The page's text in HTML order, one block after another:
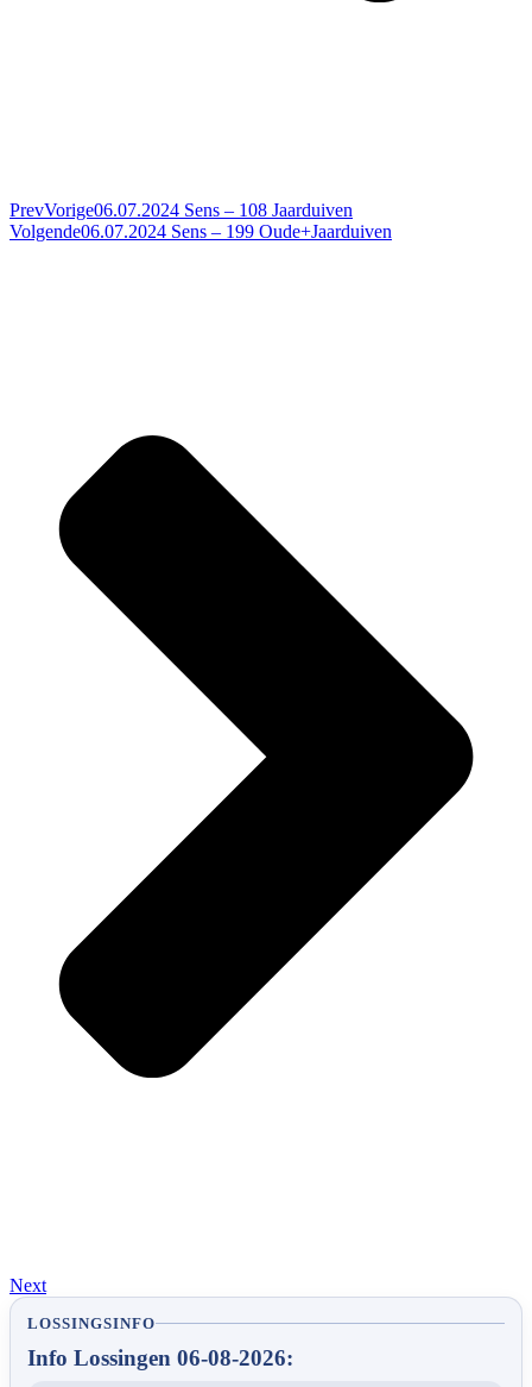
PrevVorige06.07.2024 Sens – 108 Jaarduiven
Volgende06.07.2024 Sens – 199 Oude+Jaarduiven
Next
LOSSINGSINFO
Info Lossingen 06-08-2026: